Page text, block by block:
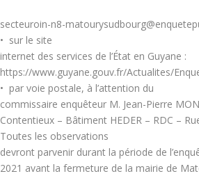
secteuroin-n8-
• sur le site
internet des services de l’État en Guyane :
https://www.guyane.gouv.fr/Actualites/
• par voie postale, à l’attention du
commissaire enquêteur M. Jean-Pierre
Contentieux – Bâtiment HEDER – RDC –
Toutes les observations
devront parvenir durant la période de
2021 avant la fermeture de la mairie de